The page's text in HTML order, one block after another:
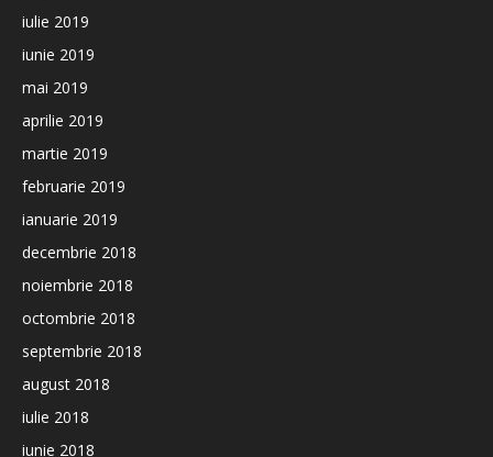
iulie 2019
iunie 2019
mai 2019
aprilie 2019
martie 2019
februarie 2019
ianuarie 2019
decembrie 2018
noiembrie 2018
octombrie 2018
septembrie 2018
august 2018
iulie 2018
iunie 2018